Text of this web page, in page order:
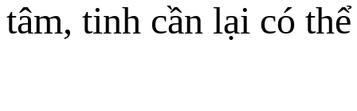
tâm, tinh cần lại có